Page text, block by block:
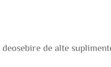
de alte